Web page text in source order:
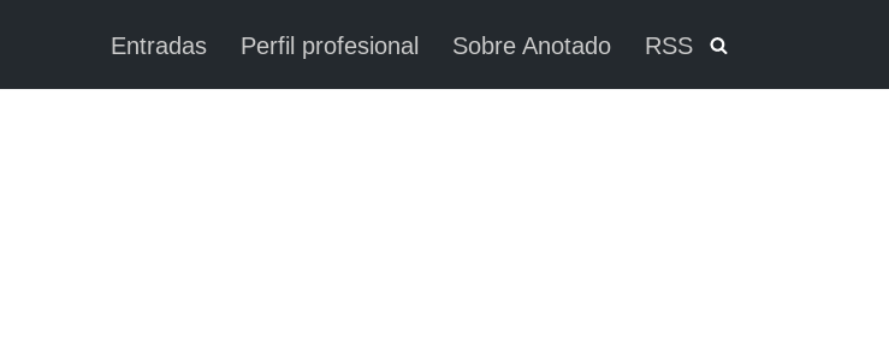
Entradas Perfil profesional Sobre Anotado RSS